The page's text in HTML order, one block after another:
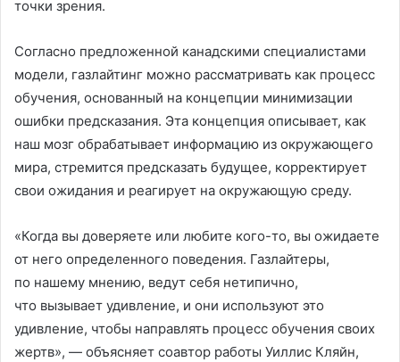
точки зрения.
Согласно предложенной канадскими специалистами
модели, газлайтинг можно рассматривать как процесс
обучения, основанный на концепции минимизации
ошибки предсказания. Эта концепция описывает, как
наш мозг обрабатывает информацию из окружающего
мира, стремится предсказать будущее, корректирует
свои ожидания и реагирует на окружающую среду.
«Когда вы доверяете или любите кого-то, вы ожидаете
от него определенного поведения. Газлайтеры,
по нашему мнению, ведут себя нетипично,
что вызывает удивление, и они используют это
удивление, чтобы направлять процесс обучения своих
жертв», — объясняет соавтор работы Уиллис Кляйн,